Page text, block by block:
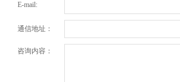
E-mail:
通信地址：
咨询内容：